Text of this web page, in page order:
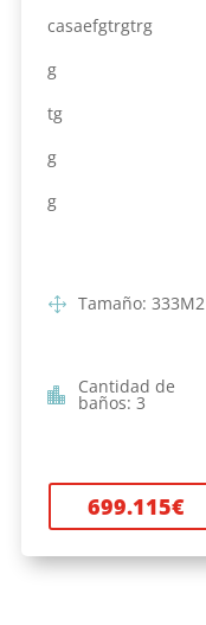
casaefgtrgtrg
g
tg
g
g
Tamaño: 333M2
Cantidad de
baños: 3
699.115€